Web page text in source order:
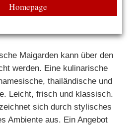
Homepage
Maigarden kann über den
werden. Eine kulinarische
thailändische und
Leicht, frisch und klassisch.
sich durch stylisches
Ambiente aus. Ein Angebot